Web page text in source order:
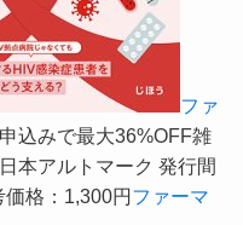
ファ
込みで最大36%OFF雑
本アルトマーク 発行間
格：1,300円ファーマ